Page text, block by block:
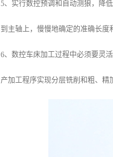
5、实行数控预调和自动测狼，降
到主轴上，慢慢地确定的准确长度
6、数控车床加工过程中必须要灵
产加工程序实现分层铣削和粗、精